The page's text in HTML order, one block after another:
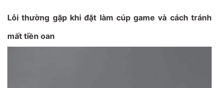
Lỗi thường gặp khi đặt làm cúp game và cách tránh
mất tiền oan